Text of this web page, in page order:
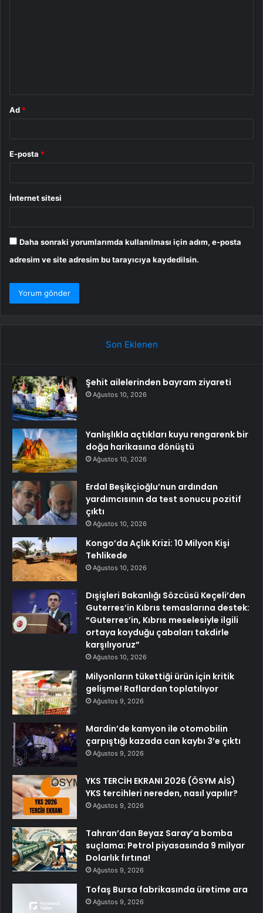
Ad *
E-posta *
İnternet sitesi
Daha sonraki yorumlarımda kullanılması için adım, e-posta
adresim ve site adresim bu tarayıcıya kaydedilsin.
Son Eklenen
Şehit ailelerinden bayram ziyareti
Ağustos 10, 2026
Yanlışlıkla açtıkları kuyu rengarenk bir
doğa harikasına dönüştü
Ağustos 10, 2026
Erdal Beşikçioğlu’nun ardından
yardımcısının da test sonucu pozitif
çıktı
Ağustos 10, 2026
Kongo’da Açlık Krizi: 10 Milyon Kişi
Tehlikede
Ağustos 10, 2026
Dışişleri Bakanlığı Sözcüsü Keçeli’den
Guterres’in Kıbrıs temaslarına destek:
“Guterres’in, Kıbrıs meselesiyle ilgili
ortaya koyduğu çabaları takdirle
karşılıyoruz”
Ağustos 10, 2026
Milyonların tükettiği ürün için kritik
gelişme! Raflardan toplatılıyor
Ağustos 9, 2026
Mardin’de kamyon ile otomobilin
çarpıştığı kazada can kaybı 3’e çıktı
Ağustos 9, 2026
YKS TERCİH EKRANI 2026 (ÖSYM AİS)
YKS tercihleri nereden, nasıl yapılır?
Ağustos 9, 2026
Tahran’dan Beyaz Saray’a bomba
suçlama: Petrol piyasasında 9 milyar
Dolarlık fırtına!
Ağustos 9, 2026
Tofaş Bursa fabrikasında üretime ara
Ağustos 9, 2026